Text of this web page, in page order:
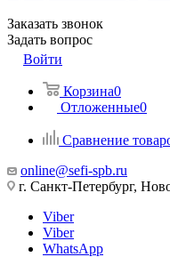
Заказать звонок
Задать вопрос
Войти
Корзина0
Отложенные0
Сравнение
online@sefi-spb.ru
г. Санкт-Петербург,
Viber
Viber
WhatsApp